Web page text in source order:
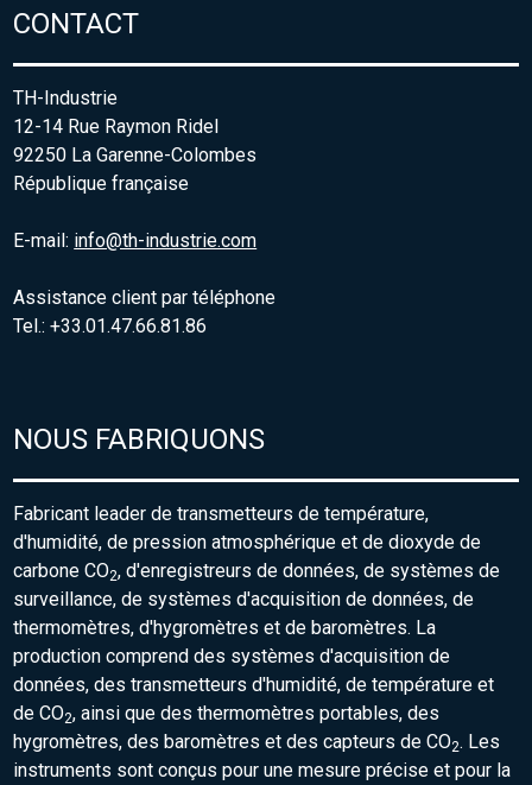
CONTACT
TH-Industrie
12-14 Rue Raymon Ridel
92250 La Garenne-Colombes
République française
E-mail: info@th-industrie.com
Assistance client par téléphone
Tel.: +33.01.47.66.81.86
NOUS FABRIQUONS
Fabricant leader de transmetteurs de température,
d'humidité, de pression atmosphérique et de dioxyde de
carbone CO2, d'enregistreurs de données, de systèmes de
surveillance, de systèmes d'acquisition de données, de
thermomètres, d'hygromètres et de baromètres. La
production comprend des systèmes d'acquisition de
données, des transmetteurs d'humidité, de température et
de CO2, ainsi que des thermomètres portables, des
hygromètres, des baromètres et des capteurs de CO2. Les
instruments sont conçus pour une mesure précise et pour la